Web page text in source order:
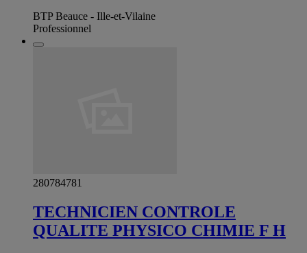
BTP Beauce - Ille-et-Vilaine
Professionnel
280784781
TECHNICIEN CONTROLE
QUALITE PHYSICO CHIMIE F H